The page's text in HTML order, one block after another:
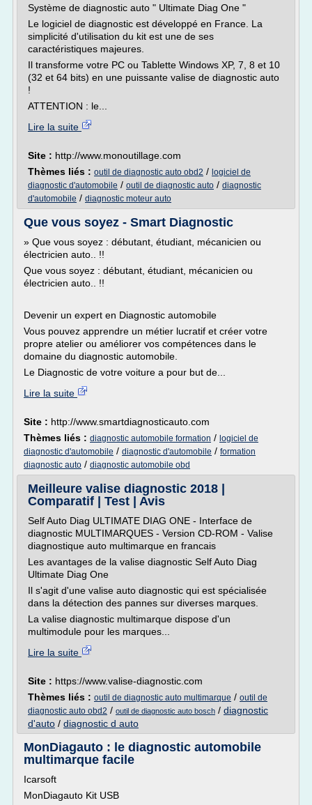
Système de diagnostic auto " Ultimate Diag One "
Le logiciel de diagnostic est développé en France. La
simplicité d'utilisation du kit est une de ses
caractéristiques majeures.
Il transforme votre PC ou Tablette Windows XP, 7, 8 et 10
(32 et 64 bits) en une puissante valise de diagnostic auto
!
ATTENTION : le...
Lire la suite
Site : http://www.monoutillage.com
Thèmes liés : outil de diagnostic auto obd2 / logiciel de
diagnostic d'automobile / outil de diagnostic auto / diagnostic
d'automobile / diagnostic moteur auto
Que vous soyez - Smart Diagnostic
» Que vous soyez : débutant, étudiant, mécanicien ou
électricien auto.. !!
Que vous soyez : débutant, étudiant, mécanicien ou
électricien auto.. !!
Devenir un expert en Diagnostic automobile
Vous pouvez apprendre un métier lucratif et créer votre
propre atelier ou améliorer vos compétences dans le
domaine du diagnostic automobile.
Le Diagnostic de votre voiture a pour but de...
Lire la suite
Site : http://www.smartdiagnosticauto.com
Thèmes liés : diagnostic automobile formation / logiciel de
diagnostic d'automobile / diagnostic d'automobile / formation
diagnostic auto / diagnostic automobile obd
Meilleure valise diagnostic 2018 |
Comparatif | Test | Avis
Self Auto Diag ULTIMATE DIAG ONE - Interface de
diagnostic MULTIMARQUES - Version CD-ROM - Valise
diagnostique auto multimarque en francais
Les avantages de la valise diagnostic Self Auto Diag
Ultimate Diag One
Il s'agit d'une valise auto diagnostic qui est spécialisée
dans la détection des pannes sur diverses marques.
La valise diagnostic multimarque dispose d'un
multimodule pour les marques...
Lire la suite
Site : https://www.valise-diagnostic.com
Thèmes liés : outil de diagnostic auto multimarque / outil de
diagnostic auto obd2 / outil de diagnostic auto bosch / diagnostic
d'auto / diagnostic d auto
MonDiagauto : le diagnostic automobile
multimarque facile
Icarsoft
MonDiagauto Kit USB